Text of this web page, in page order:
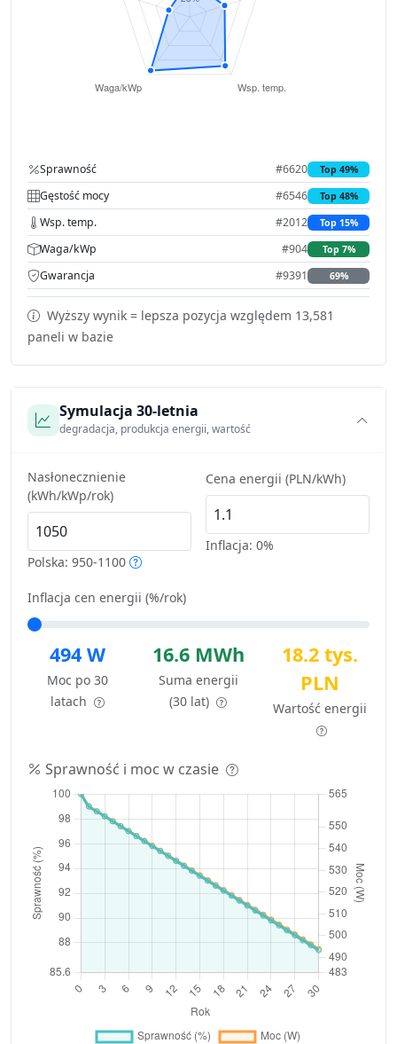
Sprawność #6620 Top 49%
Gęstość mocy #6546 Top 48%
Wsp. temp. #2012 Top 15%
Waga/kWp #904 Top 7%
Gwarancja #9391 69%
Wyższy wynik = lepsza pozycja względem 13,581
paneli w bazie
Symulacja 30-letnia
degradacja, produkcja energii, wartość
Nasłonecznienie
(kWh/kWp/rok)
Polska: 950-1100
Cena energii (PLN/kWh)
Inflacja: 0%
Inflacja cen energii (%/rok)
494 W
Moc po 30
latach
16.6 MWh
Suma energii
(30 lat)
18.2 tys.
PLN
Wartość energii
Sprawność i moc w czasie